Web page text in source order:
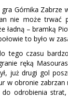
Górnika
nie może trwać
ładną – bramką
to było w
tego czasu
ręką
już drugi gol
w obronie
odrobienia